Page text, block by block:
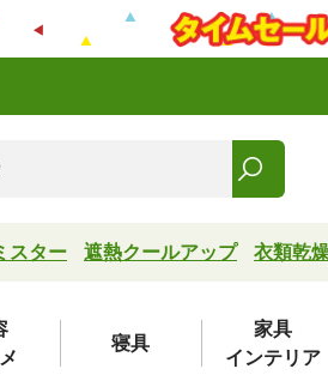
スター 遮熱クールアップ 衣類乾
寝具
家具
インテリア